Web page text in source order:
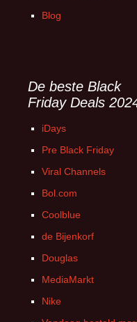
Blog
De beste Black
Friday Deals
iDays
Pre Black Friday
Viral Channels
Bol.com
Coolblue
de Bijenkorf
Douglas
MediaMarkt
Nike